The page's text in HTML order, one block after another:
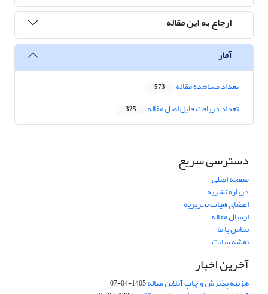
ارجاع به این مقاله
آمار
تعداد مشاهده مقاله 573
تعداد دریافت فایل اصل مقاله 325
دسترسی سریع
صفحه اصلی
درباره نشریه
اعضای هیات تحریریه
ارسال مقاله
تماس با ما
نقشه سایت
آخرین اخبار
هزینه پذیرش و چاپ آنلاین مقاله1405-04-07